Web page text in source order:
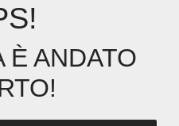
È ANDATO